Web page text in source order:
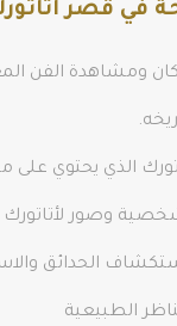
في قصر
ومشاهدة الفن
الذي يحتوي
وصور لأتاتورك
الحدائق
الطبيعية